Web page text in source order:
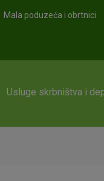
Mala poduzeća i obrtnici
Usluge skrbništva i